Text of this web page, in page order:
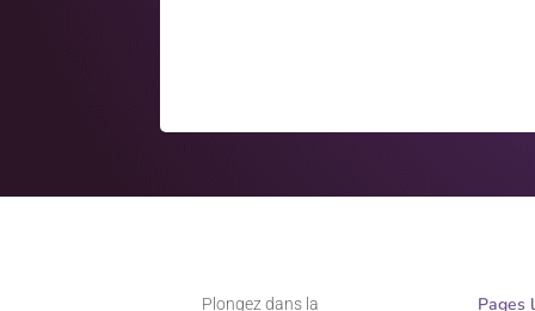
Plongez dans la Pages